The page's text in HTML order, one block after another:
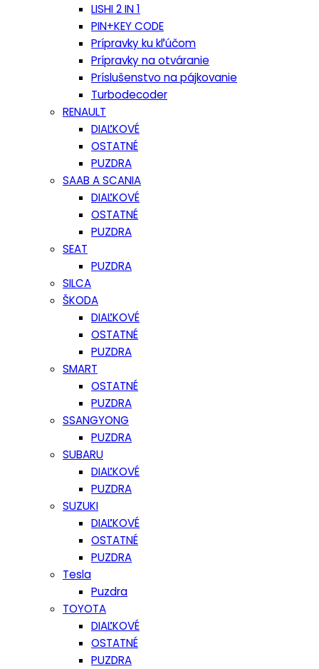
LISHI 2 IN 1
PIN+KEY CODE
Prípravky ku kľúčom
Prípravky na otváranie
Príslušenstvo na pájkovanie
Turbodecoder
RENAULT
DIAĽKOVÉ
OSTATNÉ
PUZDRA
SAAB A SCANIA
DIAĽKOVÉ
OSTATNÉ
PUZDRA
SEAT
PUZDRA
SILCA
ŠKODA
DIAĽKOVÉ
OSTATNÉ
PUZDRA
SMART
OSTATNÉ
PUZDRA
SSANGYONG
PUZDRA
SUBARU
DIAĽKOVÉ
PUZDRA
SUZUKI
DIAĽKOVÉ
OSTATNÉ
PUZDRA
Tesla
Puzdra
TOYOTA
DIAĽKOVÉ
OSTATNÉ
PUZDRA